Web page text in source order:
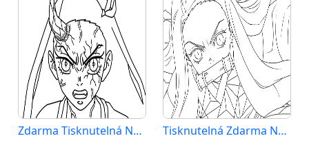
Zdarma Tisknutelná Nezuko Tisknutelná Zdarma Nezuko